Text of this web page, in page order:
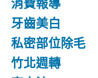
消費報導
牙齒美白
私密部位除毛
竹北週轉